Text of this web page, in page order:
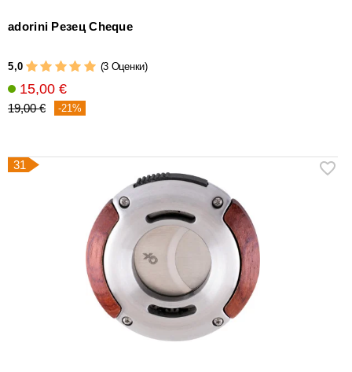
adorini Резец Cheque
5,0 (3 Оценки)
15,00 €
19,00 € -21%
31